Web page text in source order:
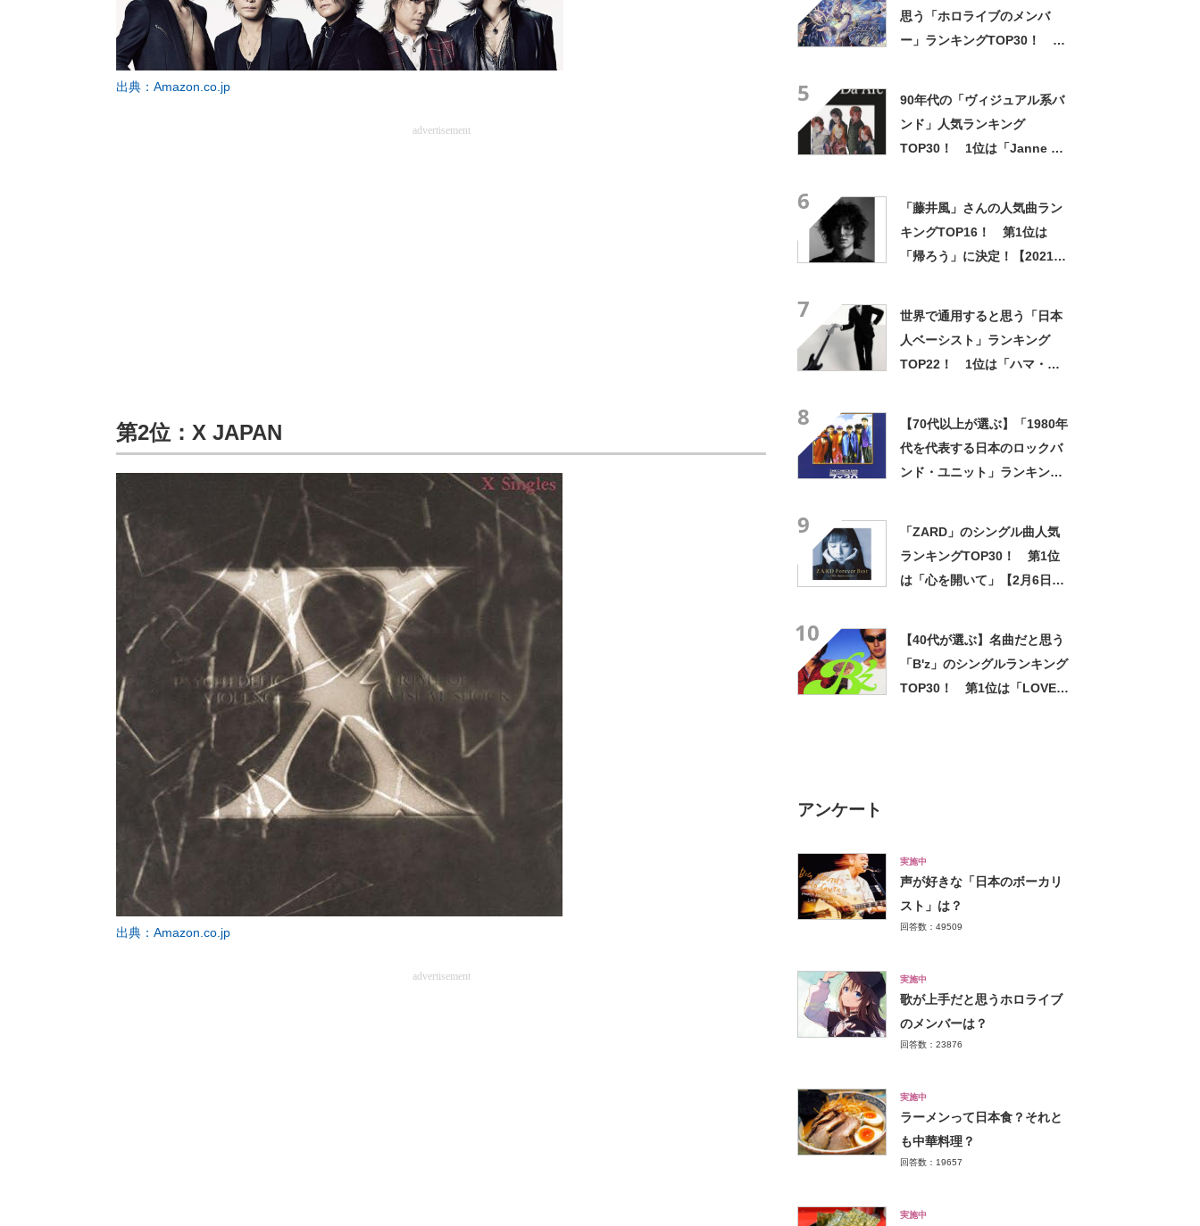
出典：Amazon.co.jp
advertisement
第2位：X JAPAN
出典：Amazon.co.jp
advertisement
思う「ホロライブのメンバ
ー」ランキングTOP30！ 第
5
90年代の「ヴィジュアル系バ
ンド」人気ランキング
TOP30！ 1位は「Janne Da
6
「藤井風」さんの人気曲ラン
キングTOP16！ 第1位は
「帰ろう」に決定！【2021年
7
世界で通用すると思う「日本
人ベーシスト」ランキング
TOP22！ 1位は「ハマ・オ
8
【70代以上が選ぶ】「1980年
代を代表する日本のロックバ
ンド・ユニット」ランキング
9
「ZARD」のシングル曲人気
ランキングTOP30！ 第1位
は「心を開いて」【2月6日は
10
【40代が選ぶ】名曲だと思う
「B'z」のシングルランキング
TOP30！ 第1位は「LOVE
アンケート
実施中
声が好きな「日本のボーカリ
スト」は？
回答数：49509
実施中
歌が上手だと思うホロライブ
のメンバーは？
回答数：23876
実施中
ラーメンって日本食？それと
も中華料理？
回答数：19657
実施中